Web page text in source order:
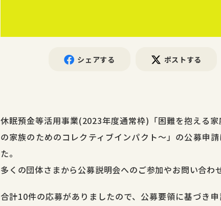
シェアする ポストする
休眠預金等活用事業(2023年度通常枠)「困難を抱える
の家族のためのコレクティブインパクト〜」の公募申
た。
多くの団体さまから公募説明会へのご参加やお問い合わ
合計10件の応募がありましたので、公募要領に基づき